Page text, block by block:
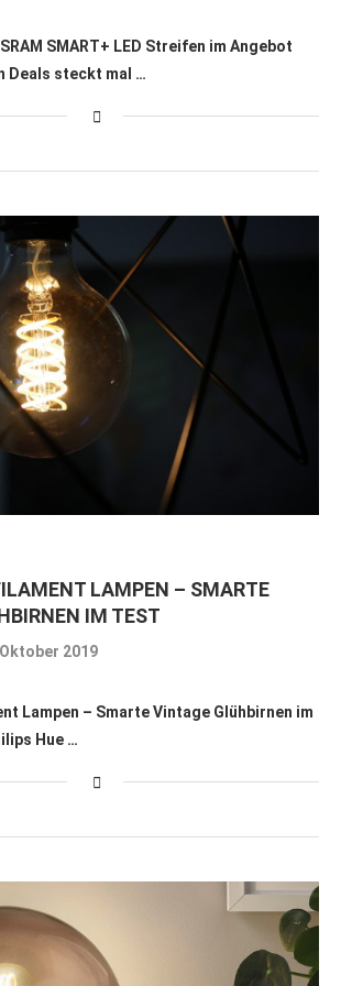
SMART+ LED Streifen im Angebot
Deals steckt mal …
LAMPEN – SMARTE
IM TEST
2019
Lampen – Smarte Vintage Glühbirnen im
Hue …